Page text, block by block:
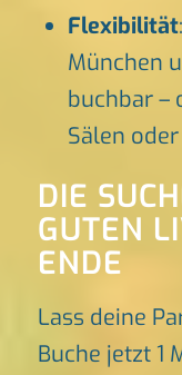
Flexibilität
München
buchbar –
Sälen
DIE
GUTEN
ENDE
Lass deine
Buche jetzt 1